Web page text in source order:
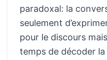
paradoxal: la
seulement
pour le discours
temps de décoder